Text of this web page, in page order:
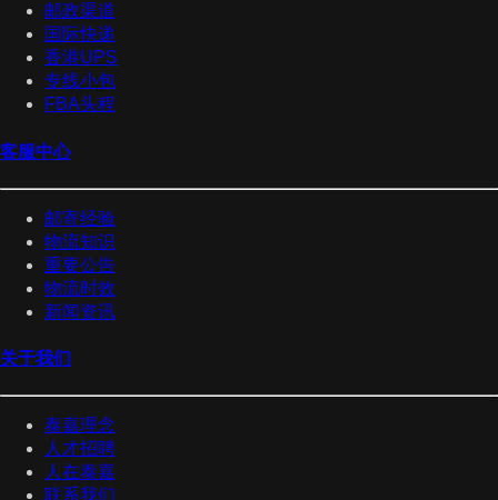
邮政渠道
国际快递
香港UPS
专线小包
FBA头程
客服中心
邮寄经验
物流知识
重要公告
物流时效
新闻资讯
关于我们
泰嘉理念
人才招聘
人在泰嘉
联系我们